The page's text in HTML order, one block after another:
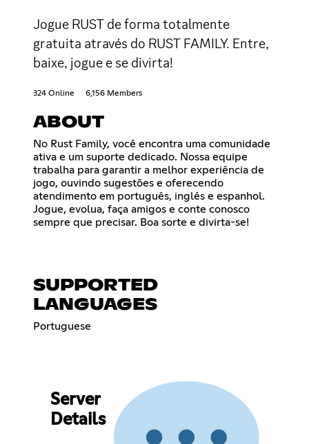
Jogue RUST de forma totalmente
gratuita através do RUST FAMILY. Entre,
baixe, jogue e se divirta!
324 Online 6,156 Members
ABOUT
No Rust Family, você encontra uma comunidade
ativa e um suporte dedicado. Nossa equipe
trabalha para garantir a melhor experiência de
jogo, ouvindo sugestões e oferecendo
atendimento em português, inglês e espanhol.
Jogue, evolua, faça amigos e conte conosco
sempre que precisar. Boa sorte e divirta-se!
SUPPORTED
LANGUAGES
Portuguese
Server
Details